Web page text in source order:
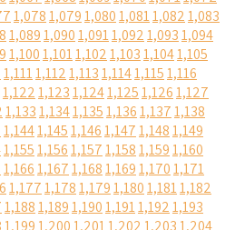
1,0781,0791,0801,0811,0821,083
1,0891,0901,0911,0921,0931,094
1,1001,1011,1021,1031,1041,105
1,1111,1121,1131,1141,1151,116
1,1221,1231,1241,1251,1261,127
1,1331,1341,1351,1361,1371,138
1,1441,1451,1461,1471,1481,149
1,1551,1561,1571,1581,1591,160
1,1661,1671,1681,1691,1701,171
1,1771,1781,1791,1801,1811,182
1,1881,1891,1901,1911,1921,193